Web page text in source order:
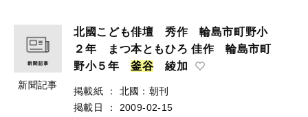
新聞記事
北國こども俳壇 秀作 輪島市町野小
２年 まつ本ともひろ 佳作 輪島市町
野小５年釜谷 綾加
掲載紙 ：
北國：朝刊
掲載日
：
2009-02-15